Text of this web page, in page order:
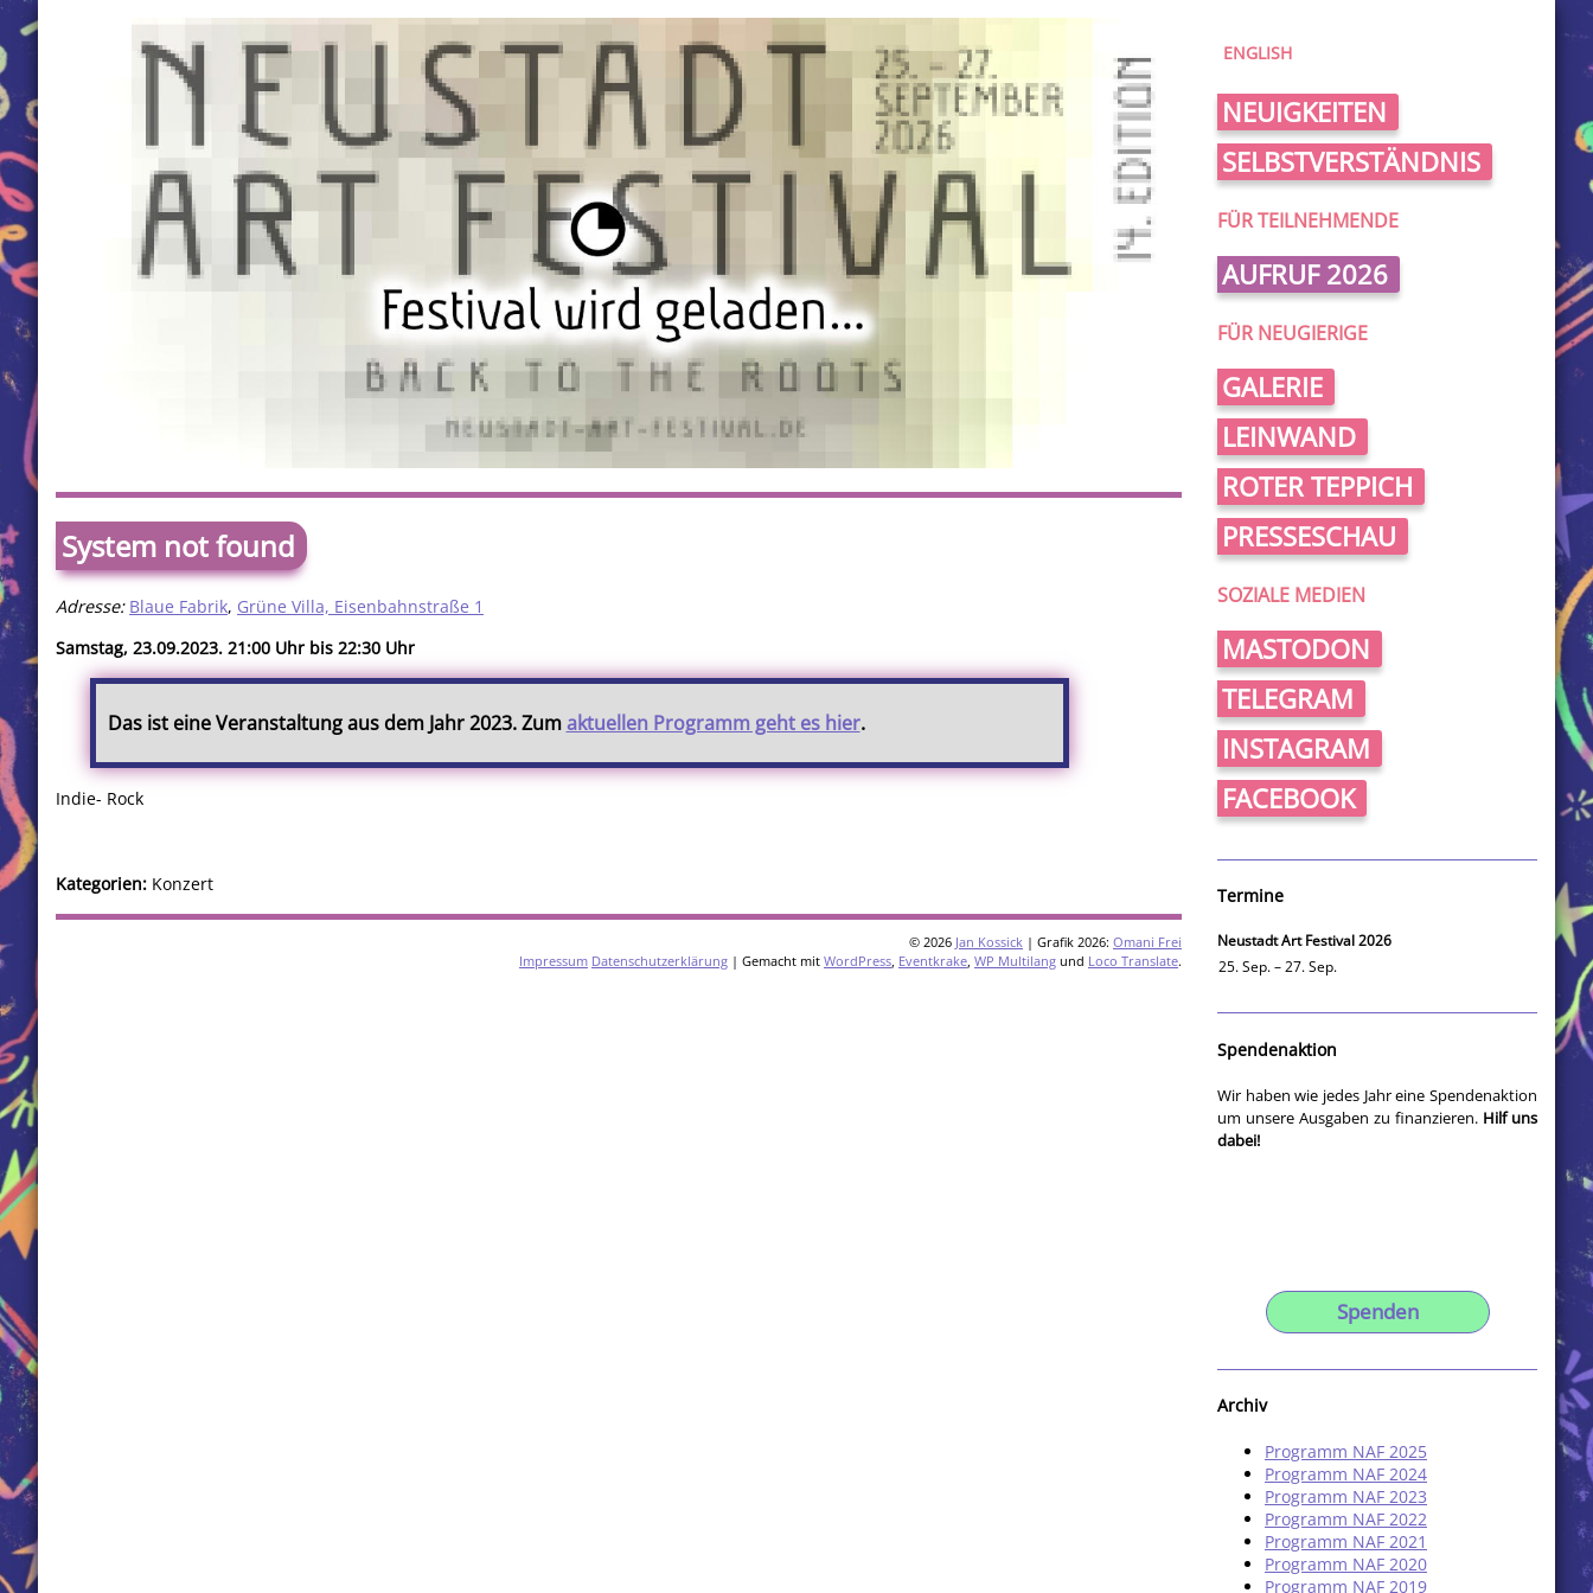
System not found
Adresse: Blaue Fabrik, Grüne Villa, Eisenbahnstraße 1
Samstag, 23.09.2023. 21:00 Uhr bis 22:30 Uhr
Das ist eine Veranstaltung aus dem Jahr 2023. Zumaktuellen Programm geht es hier.
Indie- Rock
Kategorien: Konzert
© 2026 Jan Kossick | Grafik 2026: Omani Frei
Impressum Datenschutzerklärung | Gemacht mit WordPress Eventkrake WP Multilang und Loco Translate.
ENGLISH
NEUIGKEITEN
SELBSTVERSTÄNDNIS
FÜR TEILNEHMENDE
AUFRUF 2026
FÜR NEUGIERIGE
GALERIE
LEINWAND
ROTER TEPPICH
PRESSESCHAU
SOZIALE MEDIEN
MASTODON
TELEGRAM
INSTAGRAM
FACEBOOK
Termine
Neustadt Art Festival 2026
25. Sep. – 27. Sep.
Spendenaktion
Wir haben wie jedes Jahr eine Spendenaktion
um unsere Ausgaben zu finanzieren. Hilf uns
dabei!
Spenden
Archiv
Programm NAF 2025
Programm NAF 2024
Programm NAF 2023
Programm NAF 2022
Programm NAF 2021
Programm NAF 2020
Programm NAF 2019